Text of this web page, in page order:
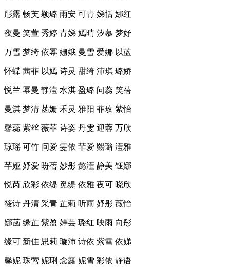
彤露 畅芙 颖璐 雨安 可青 娣恬 娜红
夜曼 笑萱 秀婷 青娣 嫣晴 汐慕 梦妤
万雪 梦绮 依幂 姗娥 曼雪 爱娜 以蓝
怀蝶 茜菲 以嫣 诗灵 甜绮 沛琪 璐娇
悦兰 幂曼 静滢 水淇 盈璐 问蕊 笑蓓
曼淇 梦清 菡姗 禾灵 雅阳 菲玫 紫怡
馨蕊 紫丝 薇菲 诗姿 丹雯 迎蓉 万欣
琼瑶 可竹 问爱 雯依 菲爱 熙璐 滢雅
芊娅 妤爱 盼蓓 妙彤 懿滢 静美 钰娜
悦芮 欣彩 依缇 觅缇 依雅 夜可 晓欣
筱诗 丹清 采青 芷莉 听雨 妤彤 薇怡
娜菡 缘芷 紫盈 婷芸 璐红 映雨 向彤
缘可 新佳 思莉 璇沛 诗依 紫雪 依娣
馨妮 珠莺 妮琍 念露 妮雪 彩依 静语